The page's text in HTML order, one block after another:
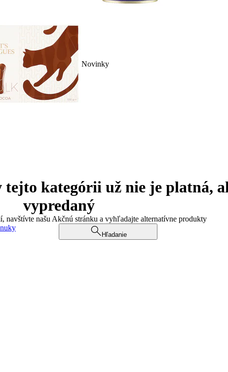
Novinky
tejto kategórii už nie je platná,
vypredaný
navštívte našu Akčnú stránku a vyhľadajte alternatívne produkty
Hľadanie